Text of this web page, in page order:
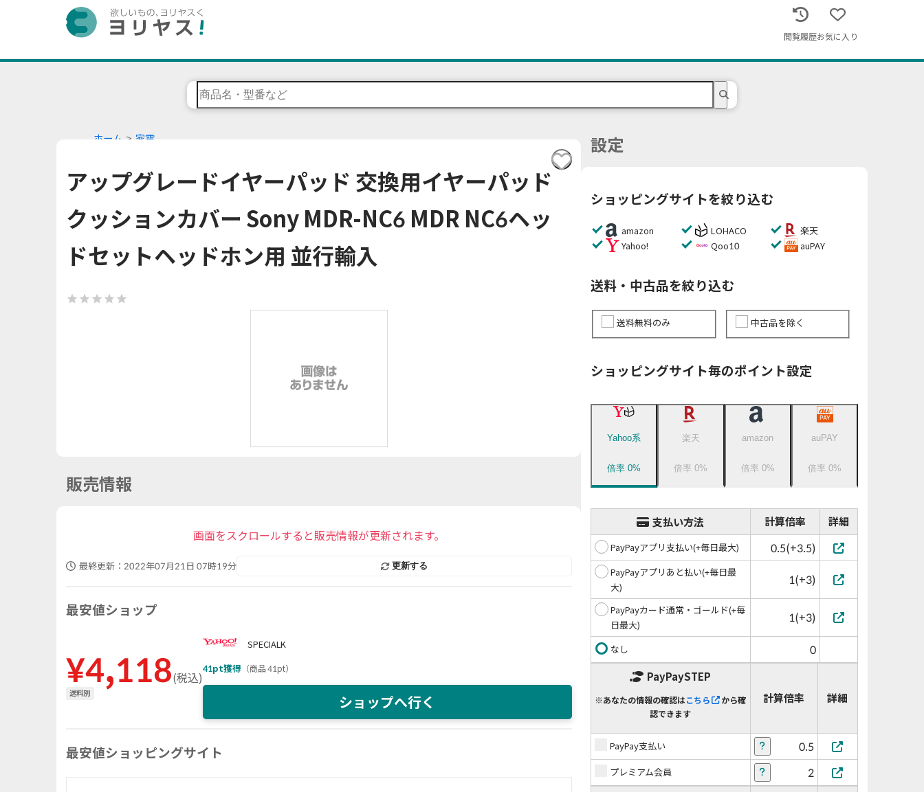
閲覧履歴お気に入り
ホーム 家電
アップグレードイヤーパッド 交換用イヤーパッド
クッションカバー Sony MDR-NC6 MDR NC6ヘッ
ドセットヘッドホン用 並行輸入
販売情報
画面をスクロールすると販売情報が更新されます。
最終更新： 2022年07月21日 07時19分 更新する
最安値ショップ
¥4,118(税込)
送料別
SPECIALK
41pt獲得 （商品 41pt）
ショップへ行く
最安値ショッピングサイト
設定
ショッピングサイトを絞り込む
amazon LOHACO
楽天
Yahoo!
Qoo10 auPAY
送料・中古品を絞り込む
送料無料のみ 中古品を除く
ショッピングサイト毎のポイント設定
Yahoo系
倍率0%
楽天
倍率0%
amazon
倍率 0%
auPAY
倍率0%
支払い方法 計算倍率 詳細
PayPayアプリ支払い(+毎日最大) 0.5(+3.5)
PayPayアプリあと払い(+毎日最
大)
1(+3)
PayPayカード通常・ゴールド(+毎
日最大)
1(+3)
なし 0
PayPaySTEP
※あなたの情報の確認はこちら
から確
認できます
計算倍率 詳細
PayPay支払い 0.5
プレミアム会員 2